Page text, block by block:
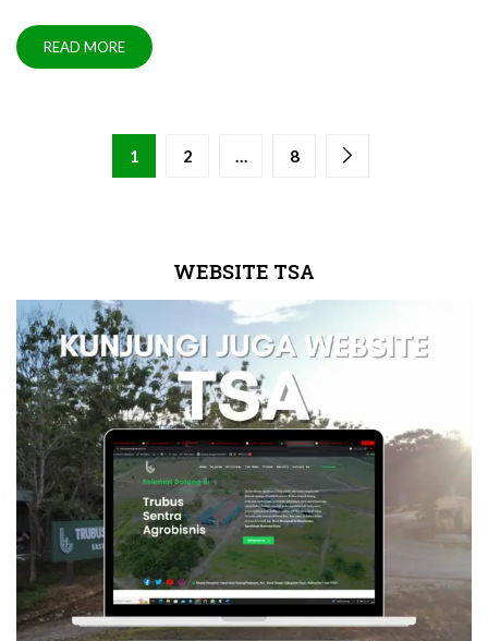
READ MORE
1 2 … 8
WEBSITE TSA